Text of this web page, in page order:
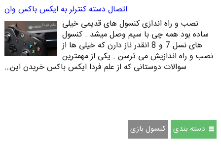
اتصال دسته کنترلر به ایکس باکس وان
نصب و راه اندازی کنسول های قدیمی خیلی
ساده بود همه چی با سیم وصل میشد . کنسول
های نسل 7 و 8 انقدر ناز دارن که خیلی ها از
نصب و راه اندازیش می ترسن . یکی از مهمترین
سوالات دوستانی که از علم فردا ایکس باکس خریدن این…
دسته بندی کنسول بازی